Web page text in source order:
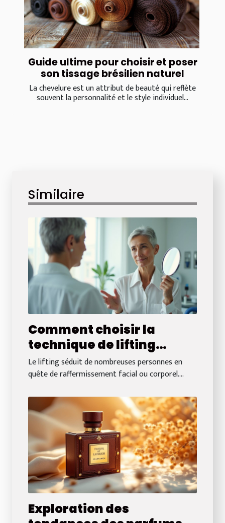
Guide ultime pour choisir et poser
son tissage brésilien naturel
La chevelure est un attribut de beauté qui reflète
souvent la personnalité et le style individuel...
Similaire
Comment choisir la
technique de lifting
adaptée à vos besoins ?
Le lifting séduit de nombreuses personnes en
quête de raffermissement facial ou corporel....
Exploration des